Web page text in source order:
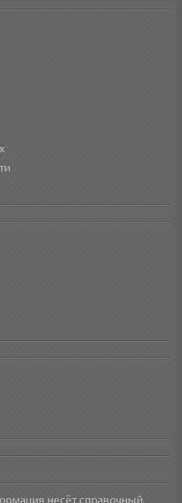
несёт справочный